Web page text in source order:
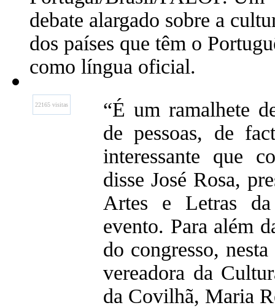
debate alargado sobre a
dos países que têm o
como língua oficial.
22165 visitas
“É um ramalhete
de pessoas, de
interessante que
disse José Rosa,
Artes e Letras
evento. Para além
do congresso, nesta
vereadora da
da Covilhã, Maria